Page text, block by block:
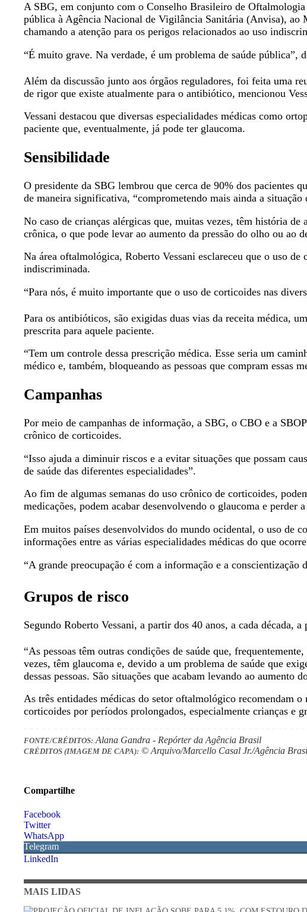
A SBG, em conjunto com o Conselho Brasileiro de
pública à Agência Nacional de Vigilância Sanitária (Anvisa), ao
chamando a atenção para os perigos relacionados ao uso
“É muito grave. Na verdade, é um problema de saúde pública”,
Além da discussão junto aos órgãos reguladores, foi feita uma
de rigor que existe atualmente para o antibiótico, mencionou
Vessani destacou que diversas especialidades médicas como
paciente que, eventualmente, já pode ter glaucoma.
Sensibilidade
O presidente da SBG lembrou que cerca de 90% dos pacientes
de maneira significativa, “comprometendo mais ainda a situação
No caso de crianças alérgicas que, muitas vezes, têm história
crônica, o que pode levar ao aumento da pressão do olho ou ao
Na área oftalmológica, Roberto Vessani esclareceu que o uso
indiscriminada.
“Para nós, é muito importante que o uso de corticoides nas
Para os antibióticos, são exigidas duas vias da receita médica,
prescrita para aquele paciente.
“Tem um controle dessa prescrição médica. Esse seria um
médico e, também, bloqueando as pessoas que compram essas
Campanhas
Por meio de campanhas de informação, a SBG, o CBO e a
crônico de corticoides.
“Isso ajuda a diminuir riscos e a evitar situações que possam
de saúde das diferentes especialidades”.
Ao fim de algumas semanas do uso crônico de corticoides,
medicações, podem acabar desenvolvendo o glaucoma e perder
Em muitos países desenvolvidos do mundo ocidental, o uso de
informações entre as várias especialidades médicas do que
“A grande preocupação é com a informação e a conscientização
Grupos de risco
Segundo Roberto Vessani, a partir dos 40 anos, a cada década,
“As pessoas têm outras condições de saúde que,
vezes, têm glaucoma e, devido a um problema de saúde que
dessas pessoas. São situações que acabam levando ao aumento
As três entidades médicas do setor oftalmológico recomendam
corticoides por períodos prolongados, especialmente crianças e
FONTE/CRÉDITOS: Alana Gandra - Repórter da Agência Brasil
CRÉDITOS (IMAGEM DE CAPA): © Arquivo/Marcello Casal Jr./Agência
Compartilhe
Facebook
Twitter
WhatsApp
Telegram
LinkedIn
MAIS LIDAS